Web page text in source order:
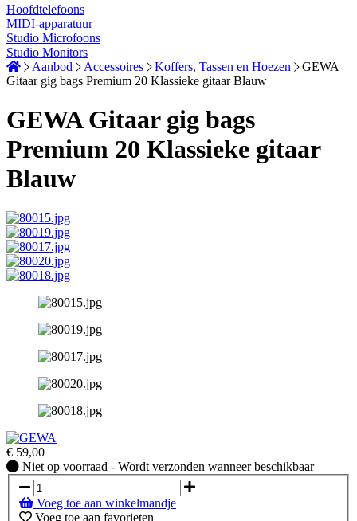
Hoofdtelefoons
MIDI-apparatuur
Studio Microfoons
Studio Monitors
Aanbod
Accessoires Koffers, Tassen en Hoezen
GEWA
Gitaar gig bags Premium 20 Klassieke gitaar Blauw
GEWA Gitaar gig bags
Premium 20 Klassieke gitaar
Blauw
€ 59,00
Niet
op
voorraad
-
Niet op voorraad - Wordt verzonden wanneer beschikbaar
Voeg toe aan winkelmandje
Voeg toe aan favorieten